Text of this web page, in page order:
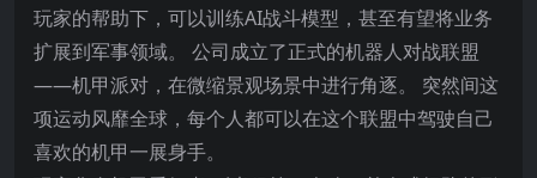
玩家的帮助下，可以训练AI战斗模型，甚至有望将业务
扩展到军事领域。 公司成立了正式的机器人对战联盟
——机甲派对，在微缩景观场景中进行角逐。 突然间这
项运动风靡全球，每个人都可以在这个联盟中驾驶自己
喜欢的机甲一展身手。